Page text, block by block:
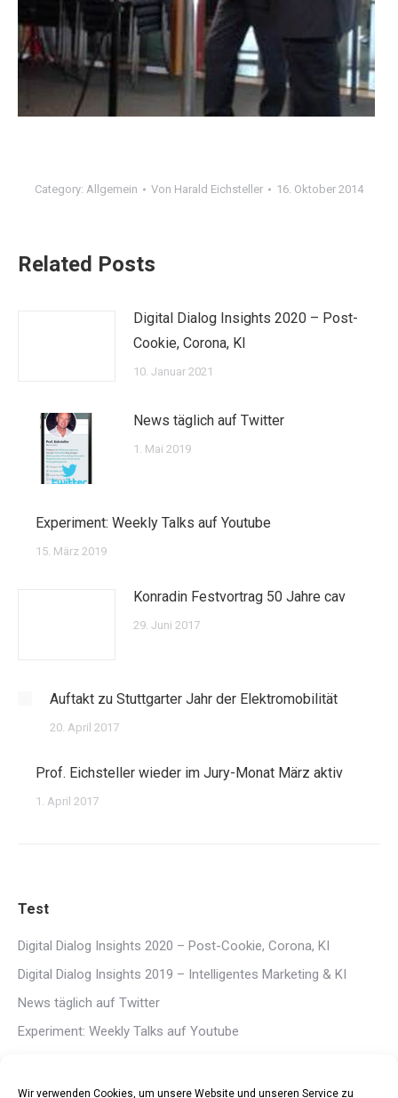
Wir verwenden Cookies, um unsere Website und unseren Service zu
Category: Allgemein Von Harald Eichsteller 16. Oktober 2014
Related Posts
Digital Dialog Insights 2020 – Post-
Cookie, Corona, KI
10. Januar 2021
News täglich auf Twitter
1. Mai 2019
Experiment: Weekly Talks auf Youtube
15. März 2019
Konradin Festvortrag 50 Jahre cav
29. Juni 2017
Auftakt zu Stuttgarter Jahr der Elektromobilität
20. April 2017
Prof. Eichsteller wieder im Jury-Monat März aktiv
1. April 2017
Test
Digital Dialog Insights 2020 – Post-Cookie, Corona, KI
Digital Dialog Insights 2019 – Intelligentes Marketing & KI
News täglich auf Twitter
Experiment: Weekly Talks auf Youtube